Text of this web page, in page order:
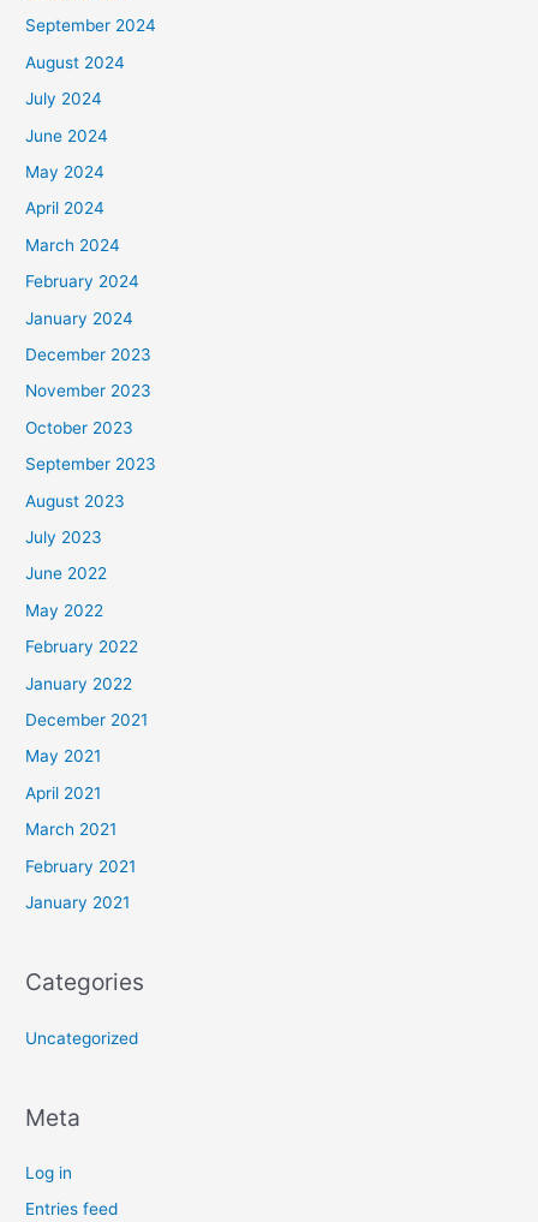
September 2024
August 2024
July 2024
June 2024
May 2024
April 2024
March 2024
February 2024
January 2024
December 2023
November 2023
October 2023
September 2023
August 2023
July 2023
June 2022
May 2022
February 2022
January 2022
December 2021
May 2021
April 2021
March 2021
February 2021
January 2021
Categories
Uncategorized
Meta
Log in
Entries feed